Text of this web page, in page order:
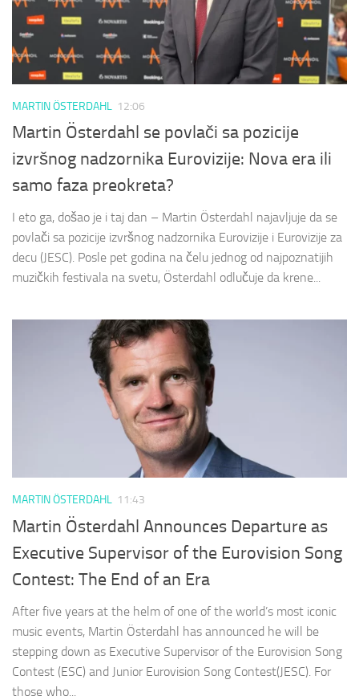
MARTIN ÖSTERDAHL 12:06
Martin Österdahl se povlači sa pozicije
izvršnog nadzornika Eurovizije: Nova era ili
samo faza preokreta?
I eto ga, došao je i taj dan – Martin Österdahl najavljuje da se
povlači sa pozicije izvršnog nadzornika Eurovizije i Eurovizije za
decu (JESC). Posle pet godina na čelu jednog od najpoznatijih
muzičkih festivala na svetu, Österdahl odlučuje da krene...
MARTIN ÖSTERDAHL 11:43
Martin Österdahl Announces Departure as
Executive Supervisor of the Eurovision Song
Contest: The End of an Era
After five years at the helm of one of the world’s most iconic
music events, Martin Österdahl has announced he will be
stepping down as Executive Supervisor of the Eurovision Song
Contest (ESC) and Junior Eurovision Song Contest(JESC). For
those who...